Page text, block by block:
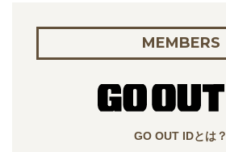
MEMBERS
GO OUT IDとは？